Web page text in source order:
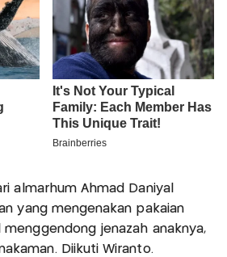
almarhum Ahmad Daniyal
yang mengenakan pakaian
jenazah anaknya,
Diikuti Wiranto.